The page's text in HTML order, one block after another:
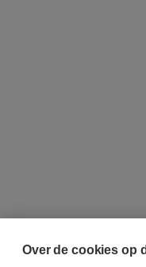
Over de cookies op